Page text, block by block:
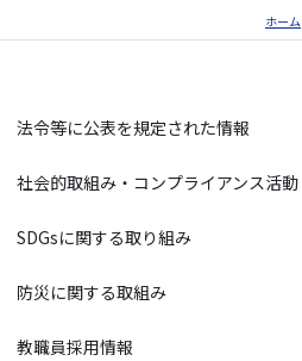
ホーム
法令等に公表を規定された情報
社会的取組み・コンプライアンス活動
SDGsに関する取り組み
防災に関する取組み
教職員採用情報